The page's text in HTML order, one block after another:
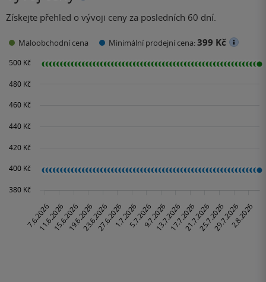
Získejte přehled o vývoji ceny za posledních 60 dní.
Maloobchodní cena Minimální prodejní cena:399 Kč